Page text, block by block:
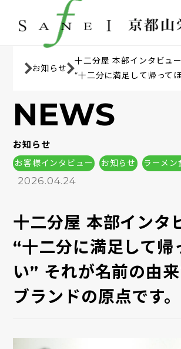
NEWS
お知らせ
お知らせ
十二分屋 本部インタビュー
“十二分に満足して帰って
お客様インタビュー お知らせ ラーメン
2026.04.24
十二分屋 本部インタ
“十二分に満足して帰
い” それが名前の由来
ブランドの原点です。